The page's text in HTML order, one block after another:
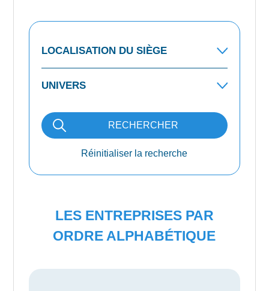
RECHERCHER
Réinitialiser la recherche
LES ENTREPRISES PAR
ORDRE ALPHABÉTIQUE